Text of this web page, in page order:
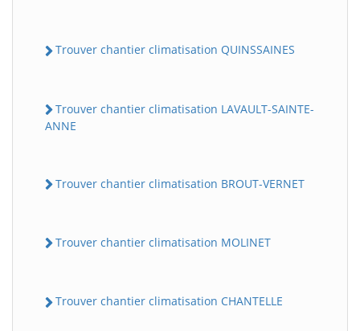
Trouver chantier climatisation QUINSSAINES
Trouver chantier climatisation LAVAULT-SAINTE-
ANNE
Trouver chantier climatisation BROUT-VERNET
Trouver chantier climatisation MOLINET
Trouver chantier climatisation CHANTELLE